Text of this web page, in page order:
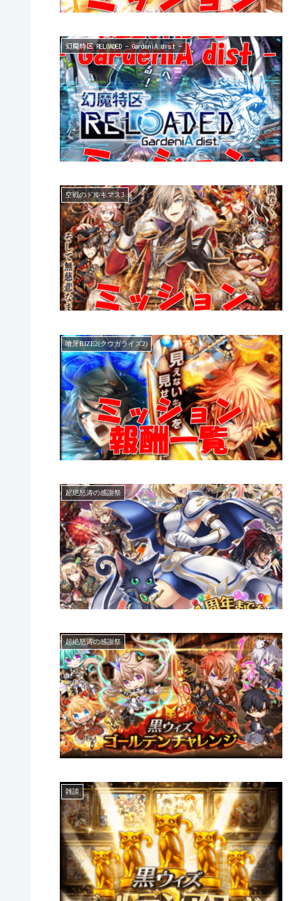
幻魔特区 RELOADED - GardeniA dist -
空戦のドルキマス3
喰牙RIZE2(クウガライズ2)
超絶怒涛の感謝祭
超絶怒涛の感謝祭
雑談